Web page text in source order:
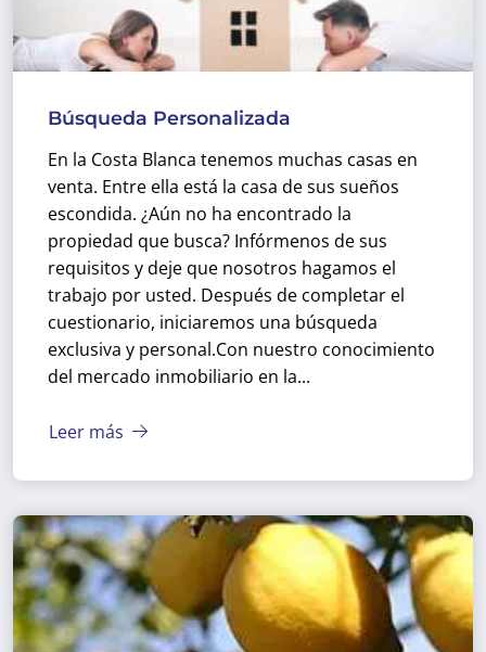
Búsqueda Personalizada
En la Costa Blanca tenemos muchas casas en
venta. Entre ella está la casa de sus sueños
escondida. ¿Aún no ha encontrado la
propiedad que busca? Infórmenos de sus
requisitos y deje que nosotros hagamos el
trabajo por usted. Después de completar el
cuestionario, iniciaremos una búsqueda
exclusiva y personal.Con nuestro conocimiento
del mercado inmobiliario en la...
Leer más